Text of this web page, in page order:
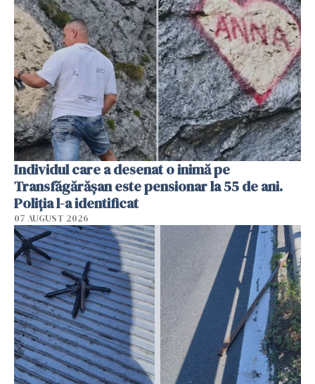
Individul care a desenat o inimă pe
Transfăgărășan este pensionar la 55 de ani.
Poliția l-a identificat
07 AUGUST 2026